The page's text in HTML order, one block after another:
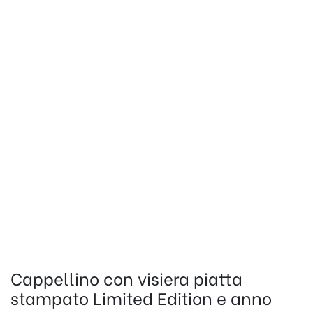
Cappellino con visiera piatta
stampato Limited Edition e anno